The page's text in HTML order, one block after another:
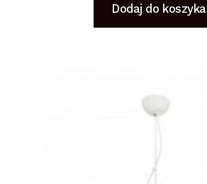
Dodaj do koszyka